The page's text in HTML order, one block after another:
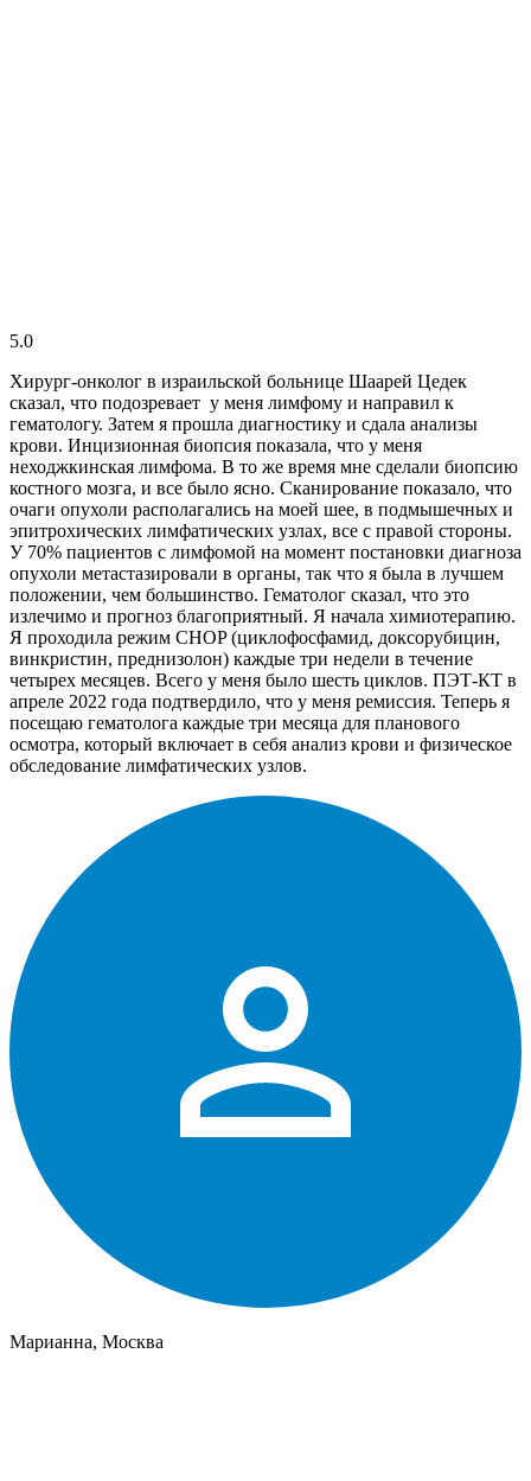
5.0
Хирург-онколог в израильской больнице Шаарей Цедек
сказал, что подозревает у меня лимфому и направил к
гематологу. Затем я прошла диагностику и сдала анализы
крови. Инцизионная биопсия показала, что у меня
неходжкинская лимфома. В то же время мне сделали биопсию
костного мозга, и все было ясно. Сканирование показало, что
очаги опухоли располагались на моей шее, в подмышечных и
эпитрохических лимфатических узлах, все с правой стороны.
У 70% пациентов с лимфомой на момент постановки диагноза
опухоли метастазировали в органы, так что я была в лучшем
положении, чем большинство. Гематолог сказал, что это
излечимо и прогноз благоприятный. Я начала химиотерапию.
Я проходила режим CHOP (циклофосфамид, доксорубицин,
винкристин, преднизолон) каждые три недели в течение
четырех месяцев. Всего у меня было шесть циклов. ПЭТ-КТ в
апреле 2022 года подтвердило, что у меня ремиссия. Теперь я
посещаю гематолога каждые три месяца для планового
осмотра, который включает в себя анализ крови и физическое
обследование лимфатических узлов.
Марианна, Москва